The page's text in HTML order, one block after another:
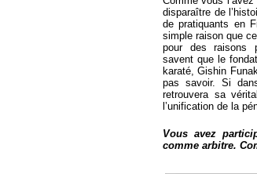
disparaître de
de pratiquants en
simple raison que
pour des raisons
savent que le
karaté, Gishin
pas savoir. Si
retrouvera sa
l’unification de la
Vous avez
comme arbitre.